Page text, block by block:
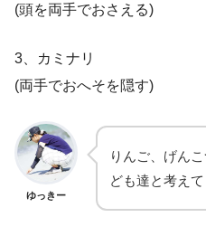
(頭を両手でおさえる)
3、カミナリ
(両手でおへそを隠す)
ゆっきー
りんご、げん
ども達と考え